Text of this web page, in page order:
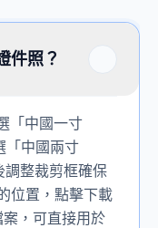
件照？
「中國一寸
「中國兩寸
調整裁剪框確保
位置，點擊下載
，可直接用於